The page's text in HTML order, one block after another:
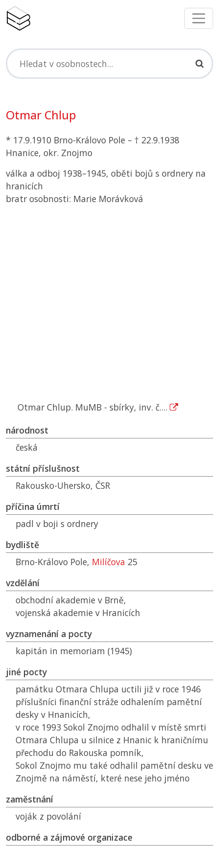
Otmar Chlup
* 17.9.1910 Brno-Královo Pole – † 22.9.1938
Hnanice, okr. Znojmo
válka a odboj 1938–1945, oběti bojů s ordnery na
hranicích
bratr osobnosti: Marie Morávková
Otmar Chlup. MuMB - sbírky, inv. č....
národnost
česká
státní příslušnost
Rakousko-Uhersko, ČSR
příčina úmrtí
padl v boji s ordnery
bydliště
Brno-Královo Pole, Milíčova 25
vzdělání
obchodní akademie v Brně,
vojenská akademie v Hranicích
vyznamenání a pocty
kapitán in memoriam (1945)
jiné pocty
památku Otmara Chlupa uctili již v roce 1946
příslušníci finanční stráže odhalením pamětní
desky v Hnanicích,
v roce 1993 Sokol Znojmo odhalil v místě smrti
Otmara Chlupa u silnice z Hnanic k hraničnímu
přechodu do Rakouska pomník,
Sokol Znojmo mu také odhalil pamětní desku ve
Znojmě na náměstí, které nese jeho jméno
zaměstnání
voják z povolání
odborné a zájmové organizace